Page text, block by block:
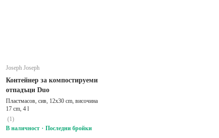
Joseph Joseph
Контейнер за компостируеми
отпадъци Duo
Пластмасов, сив, 12x30 cm, височина
17 cm, 4 l
(1)
В наличност
Последни бройки